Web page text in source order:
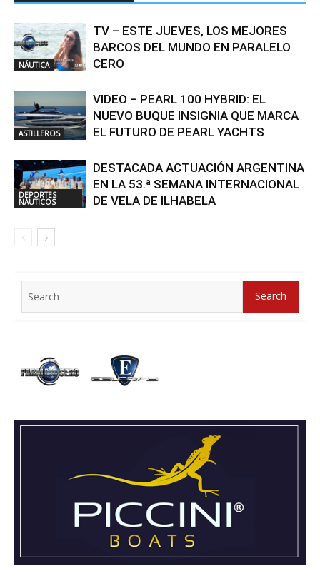
NÁUTICA
TV – ESTE JUEVES, LOS MEJORES
BARCOS DEL MUNDO EN PARALELO
CERO
ASTILLEROS
VIDEO – PEARL 100 HYBRID: EL
NUEVO BUQUE INSIGNIA QUE MARCA
EL FUTURO DE PEARL YACHTS
DEPORTES
NÁUTICOS
DESTACADA ACTUACIÓN ARGENTINA
EN LA 53.ª SEMANA INTERNACIONAL
DE VELA DE ILHABELA
for:
Search